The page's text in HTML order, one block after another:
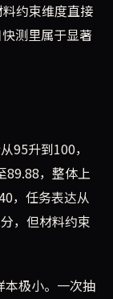
约束维度直接
测里属于显著
95升到100，
89.88，整体上
，任务表达从
，但材料约束
极小。一次抽